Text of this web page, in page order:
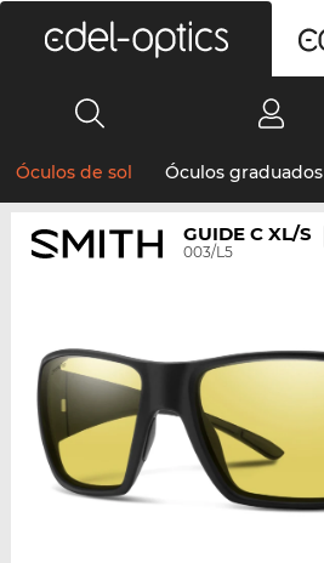
Óculos de sol Óculos graduados
GUIDE C XL/S
003/L5